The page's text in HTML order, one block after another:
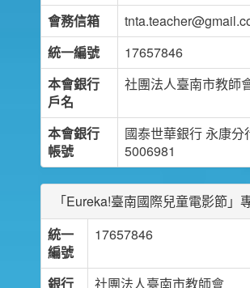
會務信箱
統一編號
17657846
本會銀行
戶名
社團法人臺南市教師
本會銀行
帳號
國泰世華銀行 永康分
5006981
「Eureka!臺南國際兒童電影節」
統一
編號
17657846
銀行 社團法人臺南市教師會